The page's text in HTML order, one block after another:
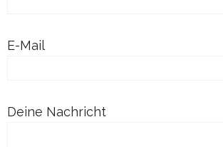
E-Mail
Deine Nachricht